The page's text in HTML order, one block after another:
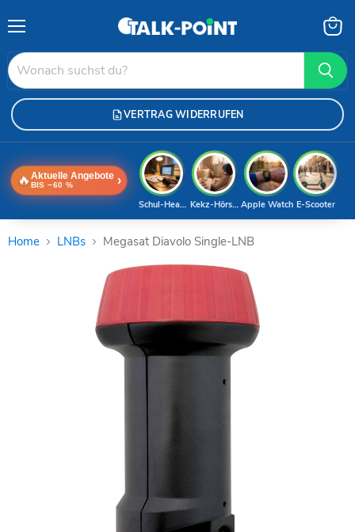
VERTRAG WIDERRUFEN
🔥 Aktuelle Angebote
BIS −60 % ›
E-Scooter
Apple Watch
Kekz-Hörspiele
Schul-Headset
Home LNBs Megasat Diavolo Single-LNB